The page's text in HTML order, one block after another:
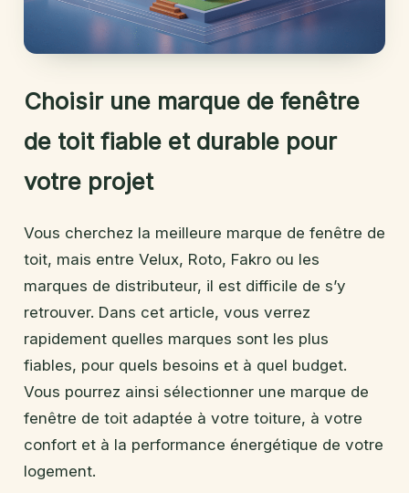
Choisir une marque de fenêtre
de toit fiable et durable pour
votre projet
Vous cherchez la meilleure marque de fenêtre de
toit, mais entre Velux, Roto, Fakro ou les
marques de distributeur, il est difficile de s’y
retrouver. Dans cet article, vous verrez
rapidement quelles marques sont les plus
fiables, pour quels besoins et à quel budget.
Vous pourrez ainsi sélectionner une marque de
fenêtre de toit adaptée à votre toiture, à votre
confort et à la performance énergétique de votre
logement.